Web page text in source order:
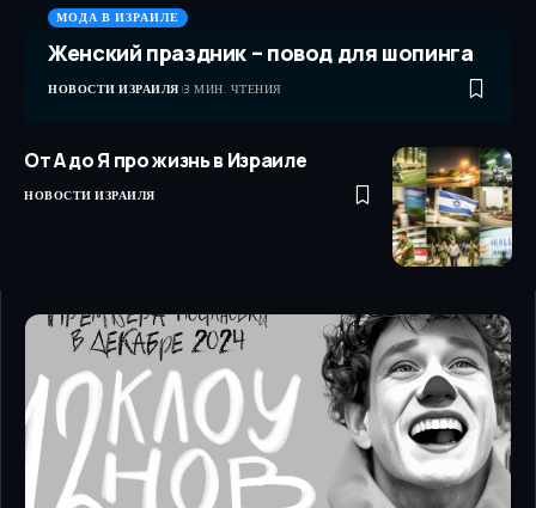
МОДА В ИЗРАИЛЕ
Женский праздник – повод для шопинга
НОВОСТИ ИЗРАИЛЯ 3 МИН. ЧТЕНИЯ
От А до Я про жизнь в Израиле
НОВОСТИ ИЗРАИЛЯ